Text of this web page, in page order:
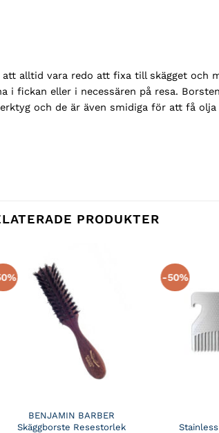
alltid vara redo att fixa till skägget och
fickan eller i necessären på resa.
och de är även smidiga för att få
PRODUKTER
BENJAMIN BARBER
Skäggborste Resestorlek
-50%